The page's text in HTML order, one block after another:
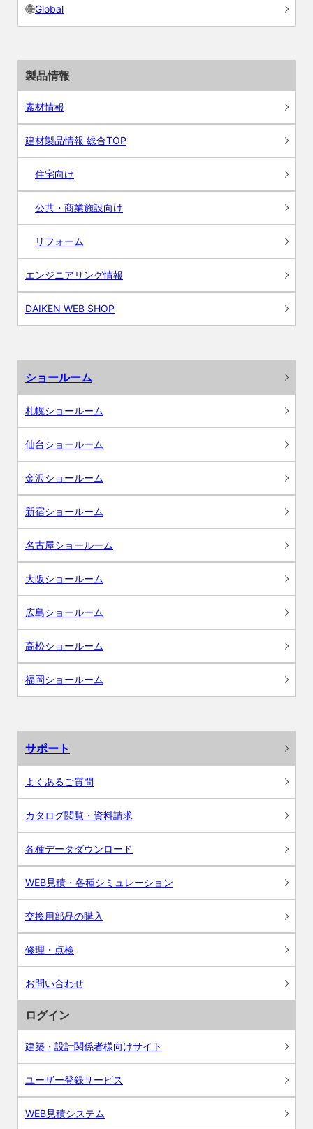
Global
製品情報
素材情報
建材製品情報 総合TOP
住宅向け
公共・商業施設向け
リフォーム
エンジニアリング情報
DAIKEN WEB SHOP
ショールーム
札幌ショールーム
仙台ショールーム
金沢ショールーム
新宿ショールーム
名古屋ショールーム
大阪ショールーム
広島ショールーム
高松ショールーム
福岡ショールーム
サポート
よくあるご質問
カタログ閲覧・資料請求
各種データダウンロード
WEB見積・各種シミュレーション
交換用部品の購入
修理・点検
お問い合わせ
ログイン
建築・設計関係者様向けサイト
ユーザー登録サービス
WEB見積システム